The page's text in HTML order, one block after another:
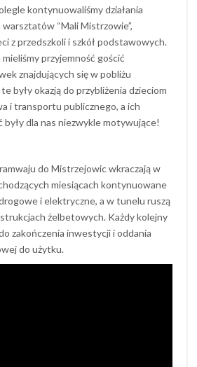
kontynuowaliśmy działania
“Mali Mistrzowie”,
z przedszkoli i szkół podstawowych.
przyjemność gościć
znajdujących się w pobliżu
były okazją do przybliżenia dzieciom
i transportu publicznego, a ich
były dla nas niezwykle motywujące!
do Mistrzejowic wkraczają w
miesiącach kontynuowane
i elektryczne, a w tunelu ruszą
żelbetowych. Każdy kolejny
zakończenia inwestycji i oddania
do użytku.